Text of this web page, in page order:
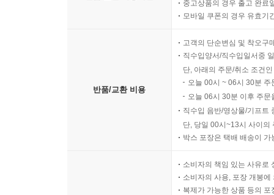
중고상품의 경우 출고 완료
모바일 쿠폰의 경우 유효기
반품/교환 비용
고객의 단순변심 및 착오구
직수입양서/직수입일서중
단, 아래의 주문/취소 조건
오늘 00시 ~ 06시 30분
오늘 06시 30분 이후 주
직수입 음반/영상물/기프트
단, 당일 00시~13시 사이의
박스 포장은 택배 배송이
소비자의 책임 있는 사유로
소비자의 사용, 포장 개봉
복제가 가능한 상품 등의